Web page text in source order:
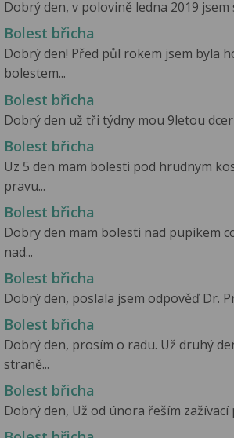
Dobrý den, v polovině ledna 2019
Bolest břicha
Dobrý den! Před půl rokem jsem byla
bolestem...
Bolest břicha
Dobrý den už tři týdny mou 9letou
Bolest břicha
Uz 5 den mam bolesti pod hrudnym
pravu...
Bolest břicha
Dobry den mam bolesti nad pupikem
nad...
Bolest břicha
Dobrý den, poslala jsem odpověď Dr.
Bolest břicha
Dobrý den, prosím o radu. Už druhý
straně...
Bolest břicha
Dobrý den, Už od února řeším